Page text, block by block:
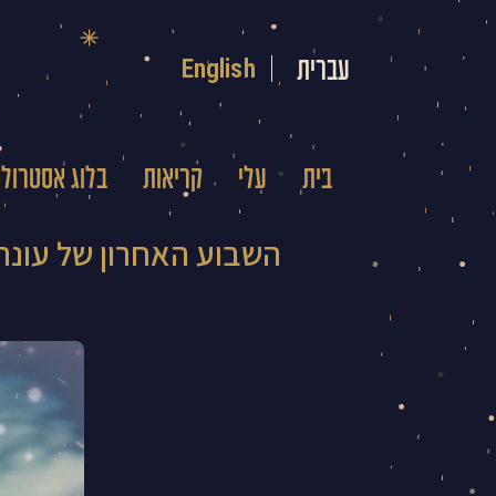
דילוג
לתוכן
עברית English
בית עלי קריאות בלוג
השבוע האחרון של